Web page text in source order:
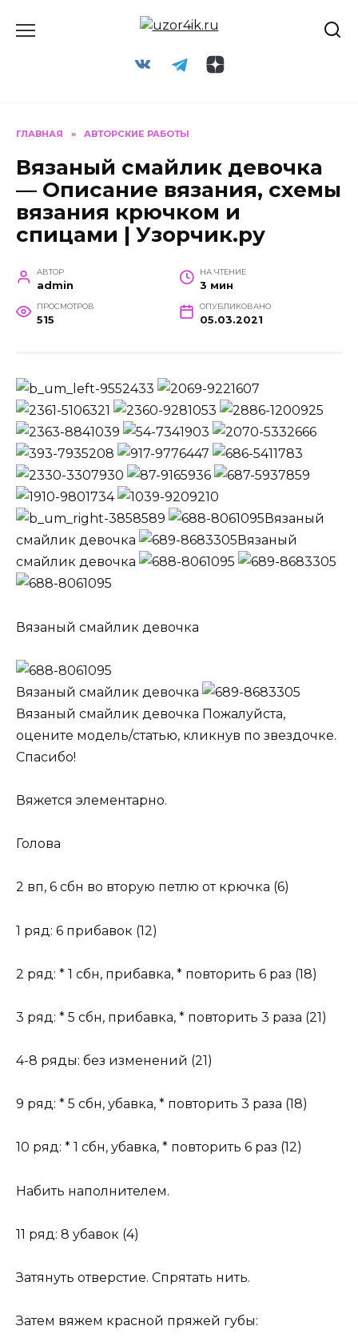
ГЛАВНАЯ » АВТОРСКИЕ РАБОТЫ
Вязаный смайлик девочка
— Описание вязания, схемы
вязания крючком и
спицами | Узорчик.ру
АВТОР
admin
НА ЧТЕНИЕ
3 мин
ПРОСМОТРОВ
515
ОПУБЛИКОВАНО
05.03.2021
Вязаный
смайлик девочка
Вязаный
смайлик девочка
Вязаный смайлик девочка
Вязаный смайлик девочка
Вязаный смайлик девочка Пожалуйста,
оцените модель/статью, кликнув по звездочке.
Спасибо!
Вяжется элементарно.
Голова
2 вп, 6 сбн во вторую петлю от крючка (6)
1 ряд: 6 прибавок (12)
2 ряд: * 1 сбн, прибавка, * повторить 6 раз (18)
3 ряд: * 5 сбн, прибавка, * повторить 3 раза (21)
4-8 ряды: без изменений (21)
9 ряд: * 5 сбн, убавка, * повторить 3 раза (18)
10 ряд: * 1 сбн, убавка, * повторить 6 раз (12)
Набить наполнителем.
11 ряд: 8 убавок (4)
Затянуть отверстие. Спрятать нить.
Затем вяжем красной пряжей губы: